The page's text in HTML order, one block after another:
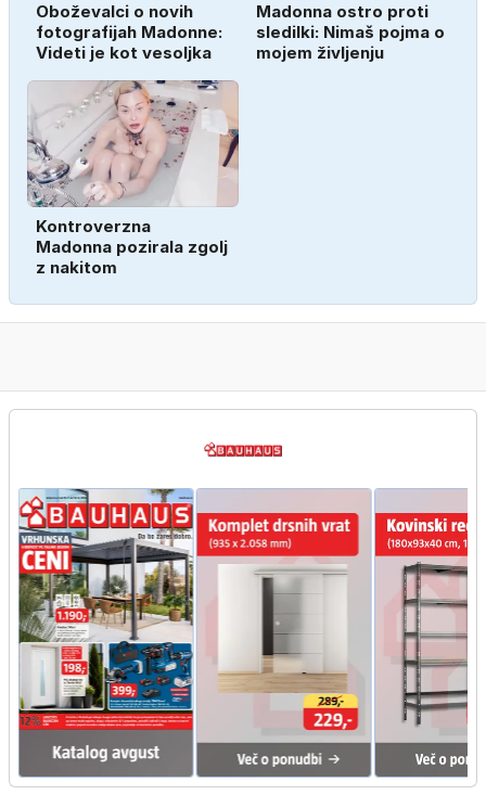
Oboževalci o novih
fotografijah Madonne:
Videti je kot vesoljka
Madonna ostro proti
sledilki: Nimaš pojma o
mojem življenju
Kontroverzna
Madonna pozirala zgolj
z nakitom